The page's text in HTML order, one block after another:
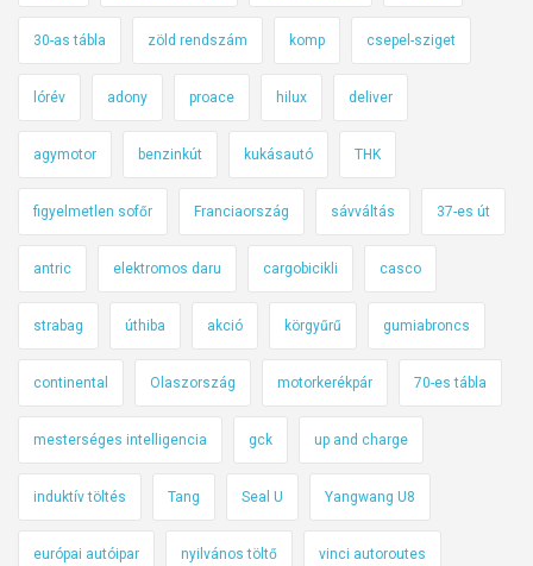
30-as tábla zöld rendszám komp csepel-sziget
lórév adony proace hilux deliver
agymotor benzinkút kukásautó THK
figyelmetlen sofőr Franciaország sávváltás 37-es út
antric elektromos daru cargobicikli casco
strabag úthiba akció körgyűrű gumiabroncs
continental Olaszország motorkerékpár 70-es tábla
mesterséges intelligencia gck up and charge
induktív töltés Tang Seal U Yangwang U8
európai autóipar nyilvános töltő vinci autoroutes